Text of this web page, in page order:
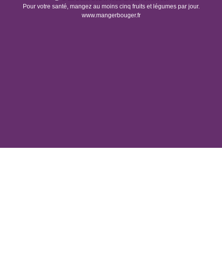
Pour votre santé, mangez au moins cinq fruits et légumes par jour.
www.mangerbouger.fr